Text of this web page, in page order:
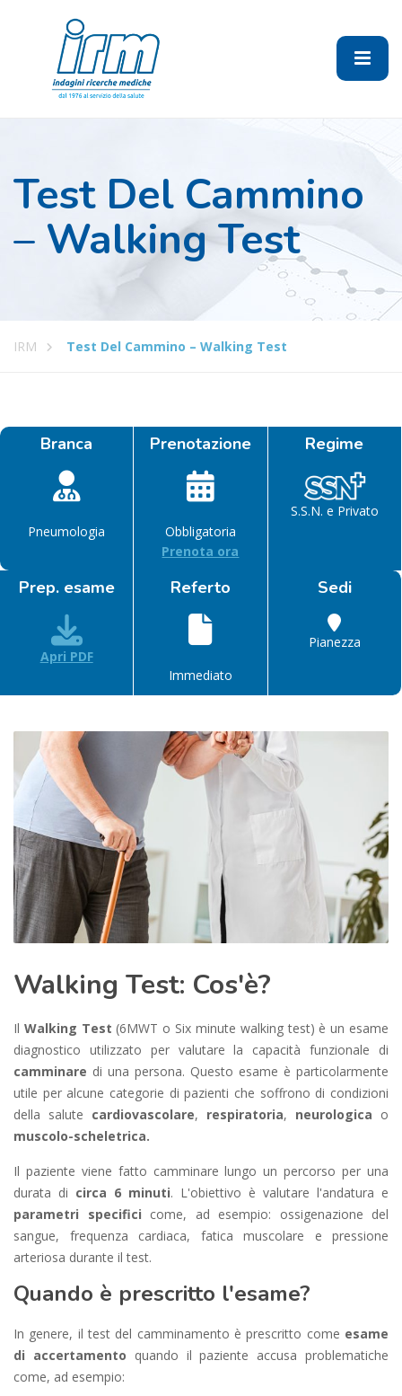
Test Del Cammino
– Walking Test
IRM Test Del Cammino – Walking Test
Branca
Pneumologia
Prenotazione
Obbligatoria
Prenota ora
Regime
S.S.N. e Privato
Prep. esame
Apri PDF
Referto
Immediato
Sedi
Pianezza
Walking Test: Cos'è?
Il Walking Test (6MWT o Six minute walking test) è un esame
diagnostico utilizzato per valutare la capacità funzionale di
camminare di una persona. Questo esame è particolarmente
utile per alcune categorie di pazienti che soffrono di condizioni
della salute cardiovascolare, respiratoria, neurologica o
muscolo-scheletrica.
Il paziente viene fatto camminare lungo un percorso per una
durata di circa 6 minuti. L'obiettivo è valutare l'andatura e
parametri specifici come, ad esempio: ossigenazione del
sangue, frequenza cardiaca, fatica muscolare e pressione
arteriosa durante il test.
Quando è prescritto l'esame?
In genere, il test del camminamento è prescritto come esame
di accertamento quando il paziente accusa problematiche
come, ad esempio: